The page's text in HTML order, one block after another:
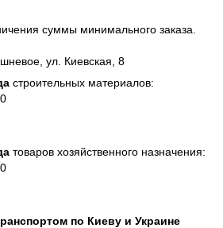
суммы минимального заказа.
ул. Киевская, 8
строительных материалов:
товаров хозяйственного назначения:
по Киеву и Украине